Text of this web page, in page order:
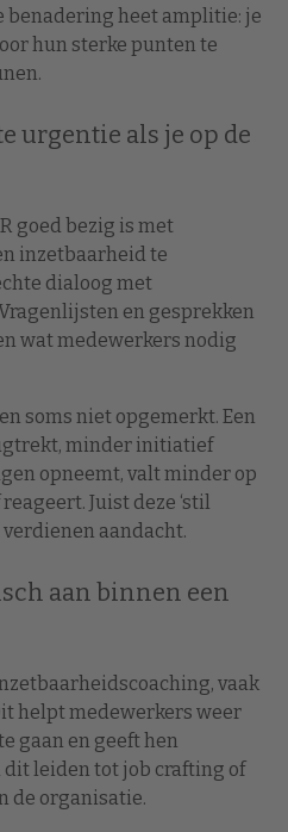
benadering heet amplitie: je
hun sterke punten te
urgentie als je op de
goed bezig is met
inzetbaarheid te
dialoog met
en gesprekken
wat medewerkers nodig
soms niet opgemerkt. Een
minder initiatief
opneemt, valt minder op
Juist deze ‘stil
aandacht.
aan binnen een
vaak
helpt medewerkers weer
gaan en geeft hen
dit leiden tot job crafting of
de organisatie.